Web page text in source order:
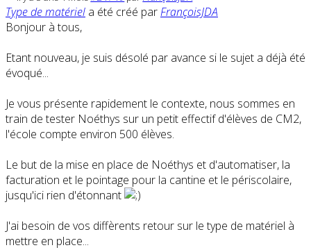
Type de matériel a été créé parFrançoisJDA
Bonjour à tous,
Etant nouveau, je suis désolé par avance si le sujet a déjà été
évoqué...
Je vous présente rapidement le contexte, nous sommes en
train de tester Noéthys sur un petit effectif d'élèves de CM2,
l'école compte environ 500 élèves.
Le but de la mise en place de Noéthys et d'automatiser, la
facturation et le pointage pour la cantine et le périscolaire,
jusqu'ici rien d'étonnant
J'ai besoin de vos diffèrents retour sur le type de matériel à
mettre en place...